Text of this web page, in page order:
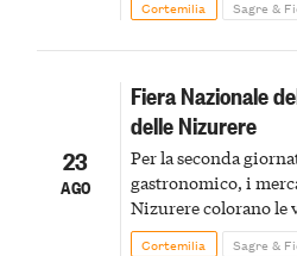
Cortemilia Sagre &
23
AGO
Fiera Nazionale
delle Nizurere
Per la seconda
gastronomico, i
Nizurere colorano le
meglio del rock per
Cortemilia Sagre &